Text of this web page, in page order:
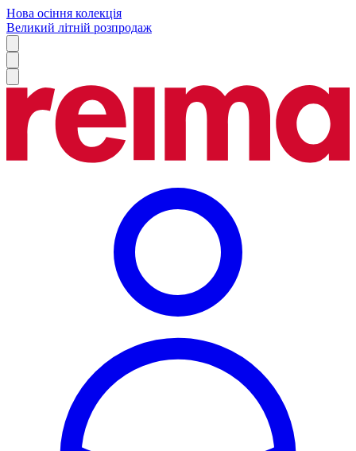
Нова осіння колекція
Великий літній розпродаж